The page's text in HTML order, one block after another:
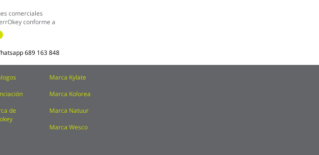
comerciales
conforme a
689 163 848
de
Marca Kylate
Marca Kolorea
Marca Natuur
Marca Wesco